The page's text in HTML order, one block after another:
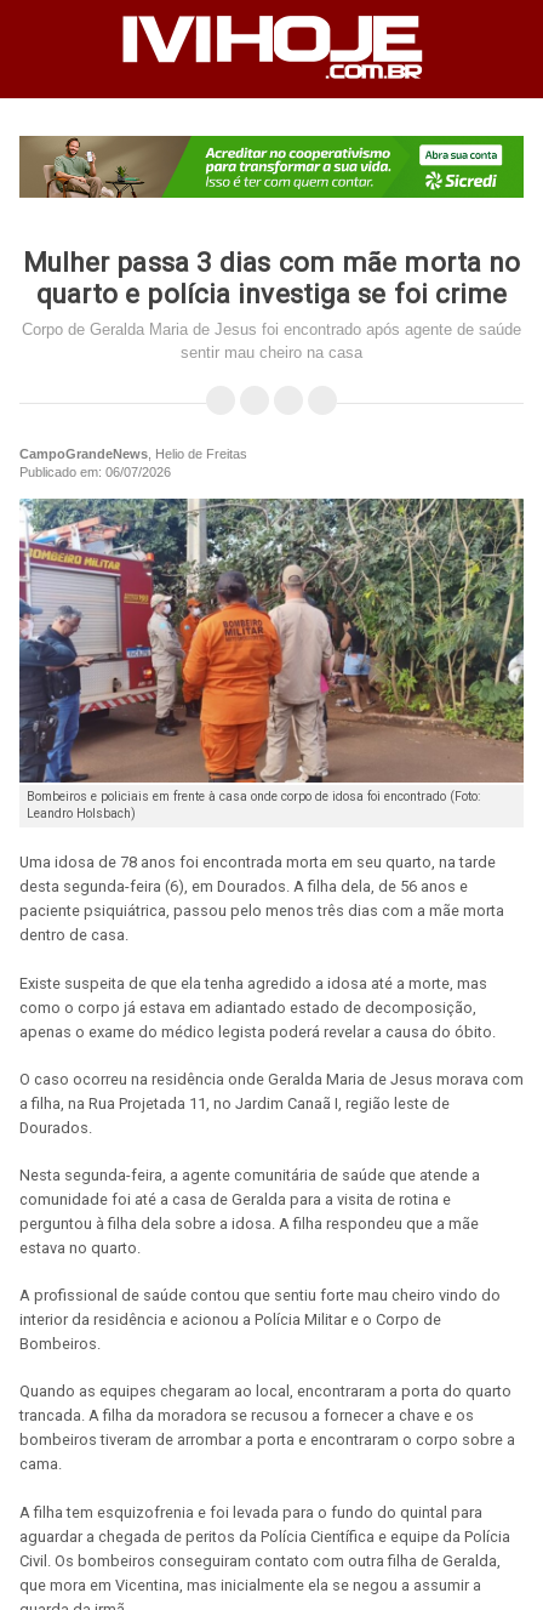
Mulher passa 3 dias com mãe morta no
quarto e polícia investiga se foi crime
Corpo de Geralda Maria de Jesus foi encontrado após agente de saúde
sentir mau cheiro na casa
CampoGrandeNews , Helio de Freitas
Publicado em: 06/07/2026
Bombeiros e policiais em frente à casa onde corpo de idosa foi encontrado (Foto:
Leandro Holsbach)
Uma idosa de 78 anos foi encontrada morta em seu quarto, na tarde
desta segunda-feira (6), em Dourados. A filha dela, de 56 anos e
paciente psiquiátrica, passou pelo menos três dias com a mãe morta
dentro de casa.
Existe suspeita de que ela tenha agredido a idosa até a morte, mas
como o corpo já estava em adiantado estado de decomposição,
apenas o exame do médico legista poderá revelar a causa do óbito.
O caso ocorreu na residência onde Geralda Maria de Jesus morava com
a filha, na Rua Projetada 11, no Jardim Canaã I, região leste de
Dourados.
Nesta segunda-feira, a agente comunitária de saúde que atende a
comunidade foi até a casa de Geralda para a visita de rotina e
perguntou à filha dela sobre a idosa. A filha respondeu que a mãe
estava no quarto.
A profissional de saúde contou que sentiu forte mau cheiro vindo do
interior da residência e acionou a Polícia Militar e o Corpo de
Bombeiros.
Quando as equipes chegaram ao local, encontraram a porta do quarto
trancada. A filha da moradora se recusou a fornecer a chave e os
bombeiros tiveram de arrombar a porta e encontraram o corpo sobre a
cama.
A filha tem esquizofrenia e foi levada para o fundo do quintal para
aguardar a chegada de peritos da Polícia Científica e equipe da Polícia
Civil. Os bombeiros conseguiram contato com outra filha de Geralda,
que mora em Vicentina, mas inicialmente ela se negou a assumir a